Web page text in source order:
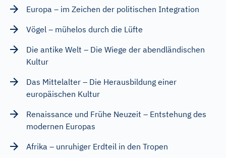
Europa – im Zeichen der politischen Integration
Vögel – mühelos durch die Lüfte
Die antike Welt – Die Wiege der abendländischen
Kultur
Das Mittelalter – Die Herausbildung einer
europäischen Kultur
Renaissance und Frühe Neuzeit – Entstehung des
modernen Europas
Afrika – unruhiger Erdteil in den Tropen